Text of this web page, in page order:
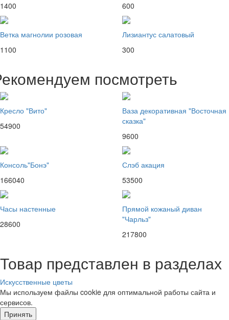
1400
600
Ветка магнолии розовая
1100
Лизиантус салатовый
300
посмотреть
Кресло "Вито"
54900
Ваза декоративная "Восточная
сказка"
9600
Консоль"Бонэ"
166040
Слэб акация
53500
Часы настенные
28600
Прямой кожаный диван
"Чарльз"
217800
Товар представлен в разделах
Искусственные цветы
Мы используем файлы cookie для оптимальной работы сайта и
сервисов.
Принять